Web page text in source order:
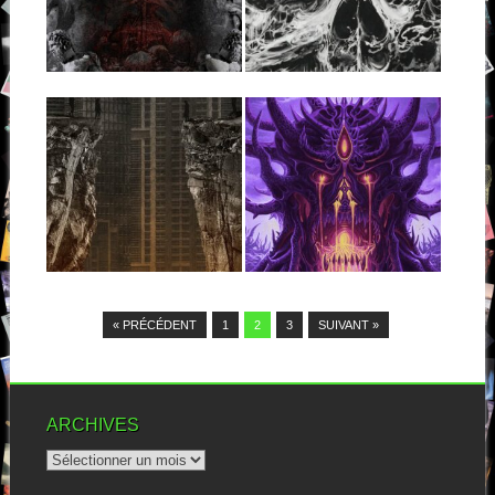
remarqué dont je n’ai
malheureusement pas eu...
▶
Difficile de se tromper sur le
contenu de ce disque en...
20.12.17
NERO DOCTRINE :
II – INTERITUS
Nos cousins germains de
Nero Doctrine viennent
aujourd’hui nous rendre
visite...
▶
19.08.17
DAWN OF
DISEASE :
ASCENSION GATE
Dawn Of Disease est un
groupe de death mélodique
allemand formé...
▶
« PRÉCÉDENT 1 2 3 SUIVANT »
ARCHIVES